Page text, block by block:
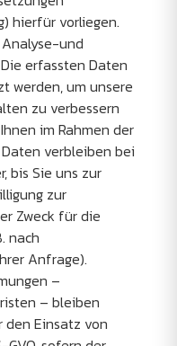
hierfür vorliegen.
und
erfassten Daten
werden, um unsere
zu verbessern
im Rahmen der
verbleiben bei
bis Sie uns zur
zur
Zweck für die
nach
Anfrage).
–
– bleiben
den Einsatz von